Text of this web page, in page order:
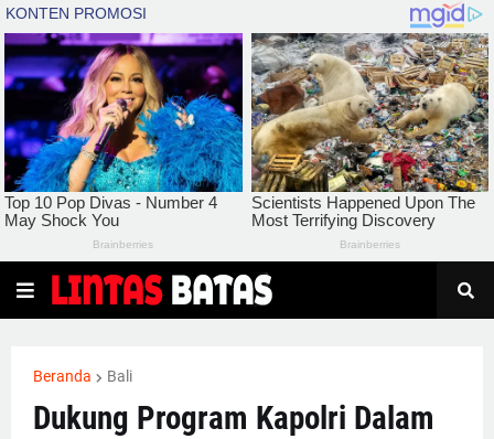
Beranda Bali
Dukung Program Kapolri Dalam